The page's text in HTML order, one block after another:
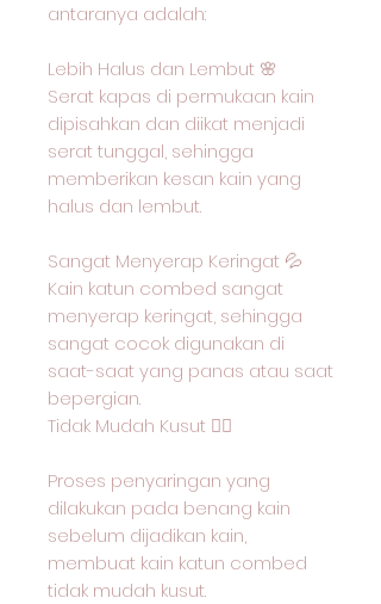
antaranya adalah:
Lebih Halus dan Lembut 🌸
Serat kapas di permukaan kain
dipisahkan dan diikat menjadi
serat tunggal, sehingga
memberikan kesan kain yang
halus dan lembut.
Sangat Menyerap Keringat 💦
Kain katun combed sangat
menyerap keringat, sehingga
sangat cocok digunakan di
saat-saat yang panas atau saat
bepergian.
Tidak Mudah Kusut 🙅‍♂️
Proses penyaringan yang
dilakukan pada benang kain
sebelum dijadikan kain,
membuat kain katun combed
tidak mudah kusut.